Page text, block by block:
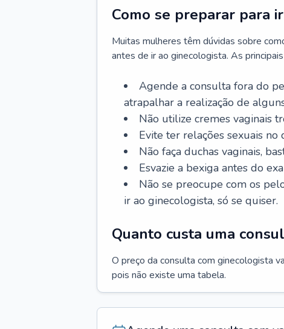
Como se preparar para
Muitas mulheres têm dúvidas sobre
antes de ir ao ginecologista. As
Agende a consulta fora do
atrapalhar a realização de
Não utilize cremes vaginais
Evite ter relações sexuais no
Não faça duchas vaginais,
Esvazie a bexiga antes do
Não se preocupe com os
ir ao ginecologista, só se quiser.
Quanto custa uma
O preço da consulta com ginecologista
pois não existe uma tabela.